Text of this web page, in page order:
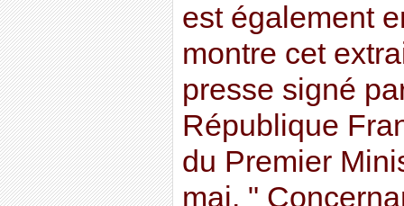
est également
montre cet
presse signé
République
du Premier
mai. "